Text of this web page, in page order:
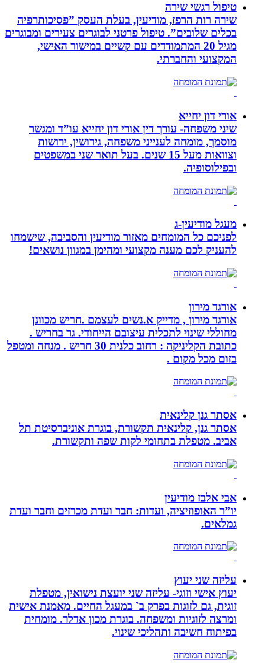
טיפול רגשי שירה
שירה רות הרפז, מודיעין, בעלת העסק ”פסיכותרפיה
בכלים שלובים”. טיפול פרטני לבוגרים צעירים ומבוגרים
מגיל 20 המתמודדים עם קשיים במישור האישי,
המקצועי והחברתי.
אורי דון יחייא
שיני משפחה- עורך דין אורי דון יחייא עו”ד ומגשר
מוסמך, מומחה לענייני משפחה, גירושין, ירושות
וצוואות מעל 15 שנים. בעל תואר שני במשפטים
ובפילוסופיה.
מעגל מודיעין-ג
לפניכם כל המומחים מאזור מודיעין והסביבה, שישמחו
להעניק לכם מענה מקצועי ומהימן במגוון נושאים!
אורגד מירון
אורגד מירון , מדייק א.נשים לעצמם .חריש מכוונן
מחוללי שינוי לתכלית עיצובם הייחודי. גר בחריש .
כתובת הקליניקה : רחוב כלנית 30 חריש . מנחה ומטפל
בזום מכל מקום .
אסתר גנן קלינאית
אסתר גנן, קלינאית תקשורת, בוגרת אוניברסיטת תל
אביב. מטפלת בתחומי לקות שפה ותקשורת.
אבי אלבז מודיעין
יו”ר האופוזיציה, ועדות: חבר ועדת מכרזים וחבר ועדת
גמלאים.
עליזה שני יעוץ
יעוץ אישי וזוגי- עליזה שני יועצת נישואין, מטפלת
זוגית, גם לזוגות בפרק ב` במעגל החיים. מאמנת אישית
ומרצה לזוגיות ומשפחה. בוגרת מכון אדלר. מומחית
בפיתוח חשיבה ותהליכי שינוי.